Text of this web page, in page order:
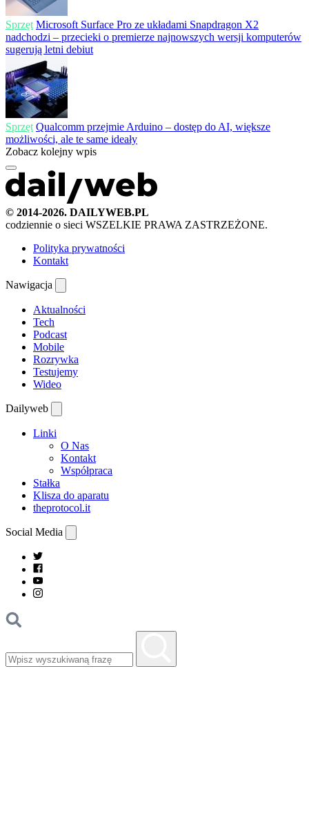
Sprzęt Microsoft Surface Pro ze układami Snapdragon X2
nadchodzi – przecieki o premierze najnowszych wersji komputerów
sugerują letni debiut
Sprzęt Qualcomm przejmie Arduino – dostęp do AI, większe
możliwości, ale te same ideały
Zobacz kolejny wpis
© 2014-2026. DAILYWEB.PL
codziennie o sieci WSZELKIE PRAWA ZASTRZEŻONE.
Polityka prywatności
Kontakt
Nawigacja
Aktualności
Tech
Podcast
Mobile
Rozrywka
Testujemy
Wideo
Dailyweb
Linki
O Nas
Kontakt
Współpraca
Stałka
Klisza do aparatu
theprotocol.it
Social Media